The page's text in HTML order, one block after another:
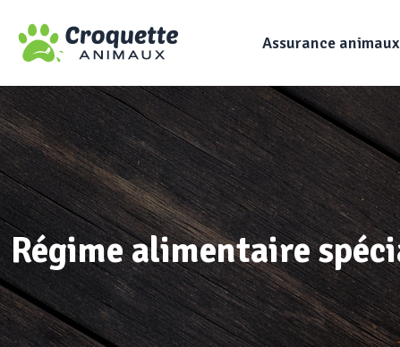
Assurance animaux
Régime alimentaire